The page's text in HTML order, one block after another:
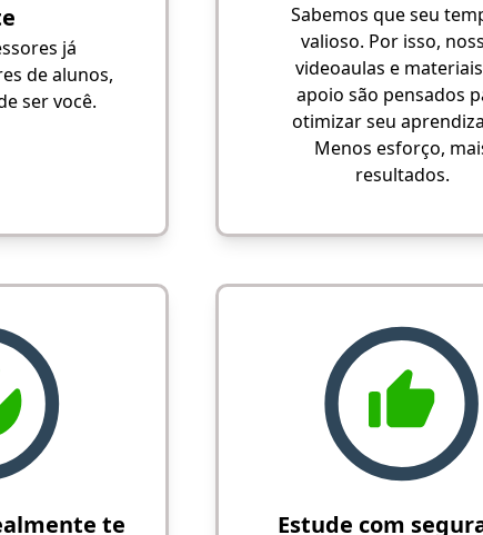
já
de alunos,
ser você.
Sabemos que seu
valioso. Por isso,
videoaulas e
apoio são pensados
otimizar seu
Menos esforço,
resultados.
te
Estude com